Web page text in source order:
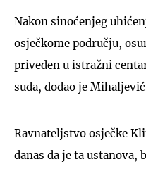
Nakon sinoćenjeg
osječkome području,
priveden u istražni
suda, dodao je
Ravnateljstvo osječke
danas da je ta ustanova,